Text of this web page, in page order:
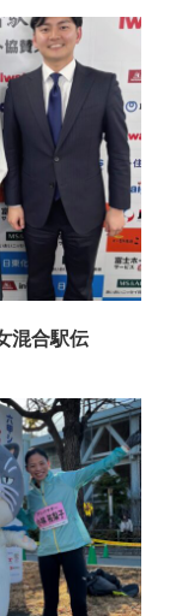
混合駅伝